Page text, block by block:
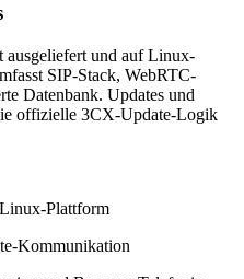
und auf Linux-
SIP-Stack, WebRTC-
Datenbank. Updates und
offizielle 3CX-Update-Logik
Plattform
Kommunikation